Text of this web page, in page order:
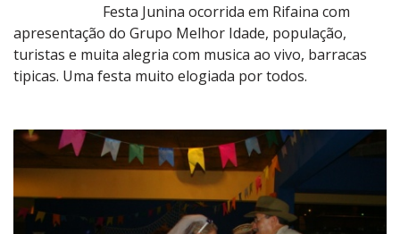
Festa Junina ocorrida em Rifaina com
apresentação do Grupo Melhor Idade, população,
turistas e muita alegria com musica ao vivo, barracas
tipicas. Uma festa muito elogiada por todos.